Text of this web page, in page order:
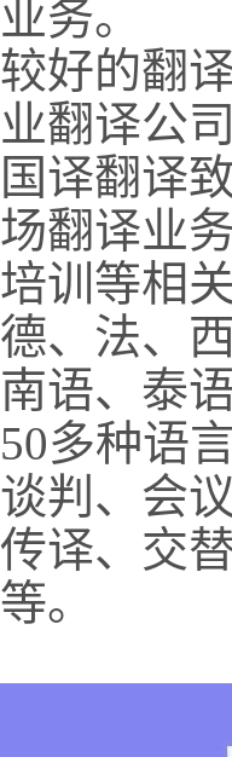
业务。
较好的翻
业翻译公
国译翻译
场翻译业
培训等相
德、法、
南语、泰
50多种语
谈判、会
传译、交
等。